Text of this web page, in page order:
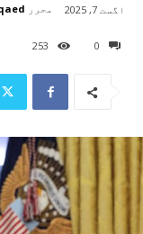
0
253
اگست 7, 2025 محرر